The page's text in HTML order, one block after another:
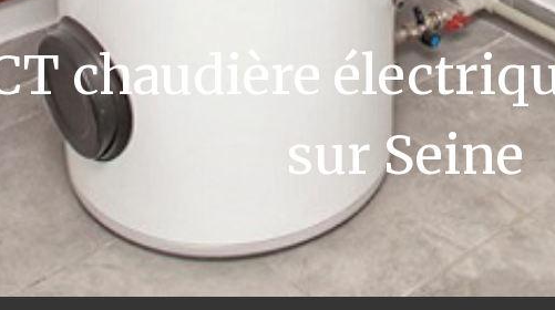
chaudière
sur Seine